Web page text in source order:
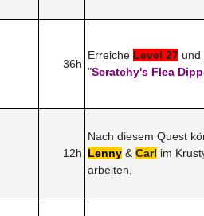
36h
Erreiche Level 27 und
"Scratchy's Flea
12h
Nach diesem Quest
Lenny & Carl im
arbeiten.